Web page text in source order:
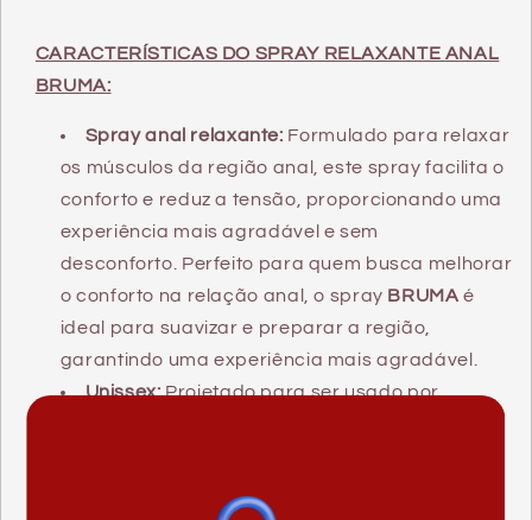
CARACTERÍSTICAS DO SPRAY RELAXANTE ANAL
BRUMA:
Spray anal relaxante: Formulado para relaxar
os músculos da região anal, este spray facilita o
conforto e reduz a tensão, proporcionando uma
experiência mais agradável e sem
desconforto. Perfeito para quem busca melhorar
o conforto na relação anal, o spray BRUMA é
ideal para suavizar e preparar a região,
garantindo uma experiência mais agradável.
Unissex: Projetado para ser usado por